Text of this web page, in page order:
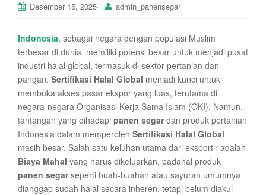
n
Desember 15, 2025 admin_panensegar
Indonesia, sebagai negara dengan populasi Muslim
terbesar di dunia, memiliki potensi besar untuk menjadi pusat
industri halal global, termasuk di sektor pertanian dan
pangan. Sertifikasi Halal Global menjadi kunci untuk
membuka akses pasar ekspor yang luas, terutama di
negara-negara Organisasi Kerja Sama Islam (OKI). Namun,
tantangan yang dihadapi panen segardan produk pertanian
Indonesia dalam memperoleh Sertifikasi Halal Global
masih besar. Salah satu keluhan utama dari eksportir adalah
Biaya Mahal yang harus dikeluarkan, padahal produk
panen segarseperti buah-buahan atau sayuran umumnya
dianggap sudah halal secara inheren, tetapi belum diakui